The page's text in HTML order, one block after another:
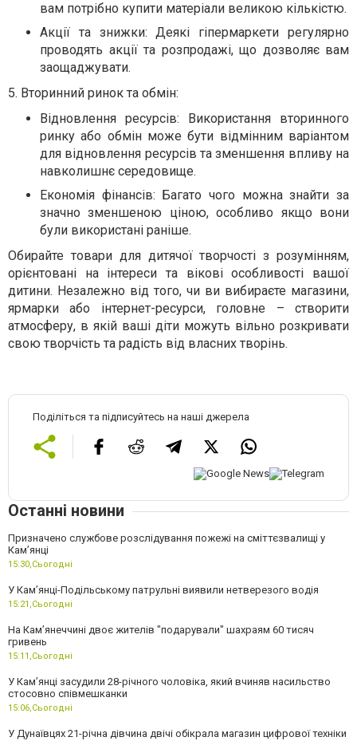
вам потрібно купити матеріали великою кількістю.
Акції та знижки: Деякі гіпермаркети регулярно
проводять акції та розпродажі, що дозволяє вам
заощаджувати.
5. Вторинний ринок та обмін:
Відновлення ресурсів: Використання вторинного
ринку або обмін може бути відмінним варіантом
для відновлення ресурсів та зменшення впливу на
навколишнє середовище.
Економія фінансів: Багато чого можна знайти за
значно зменшеною ціною, особливо якщо вони
були використані раніше.
Обирайте товари для дитячої творчості з розумінням,
орієнтовані на інтереси та вікові особливості вашої
дитини. Незалежно від того, чи ви вибираєте магазини,
ярмарки або інтернет-ресурси, головне – створити
атмосферу, в якій ваші діти можуть вільно розкривати
свою творчість та радість від власних творінь.
Поділіться та підписуйтесь на наші джерела
Останні новини
Призначено службове розслідування пожежі на сміттєзвалищі у
Кам’янці
15:30,Сьогодні
У Кам’янці-Подільському патрульні виявили нетверезого водія
15:21,Сьогодні
На Камʼянеччині двоє жителів "подарували" шахраям 60 тисяч
гривень
15:11,Сьогодні
У Камʼянці засудили 28-річного чоловіка, який вчиняв насильство
стосовно співмешканки
15:06,Сьогодні
У Дунаївцях 21-річна дівчина двічі обікрала магазин цифрової техніки